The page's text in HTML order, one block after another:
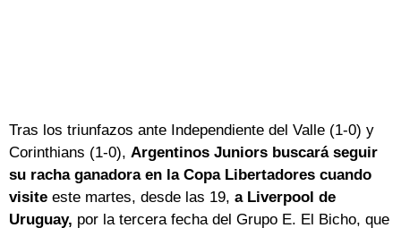
Tras los triunfazos ante Independiente del Valle (1-0) y
Corinthians (1-0), Argentinos Juniors buscará seguir
su racha ganadora en la Copa Libertadores cuando
visite este martes, desde las 19, a Liverpool de
Uruguay, por la tercera fecha del Grupo E. El Bicho, que